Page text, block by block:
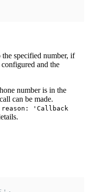
specified number, if
and the
number is in the
can be made.
'Callback